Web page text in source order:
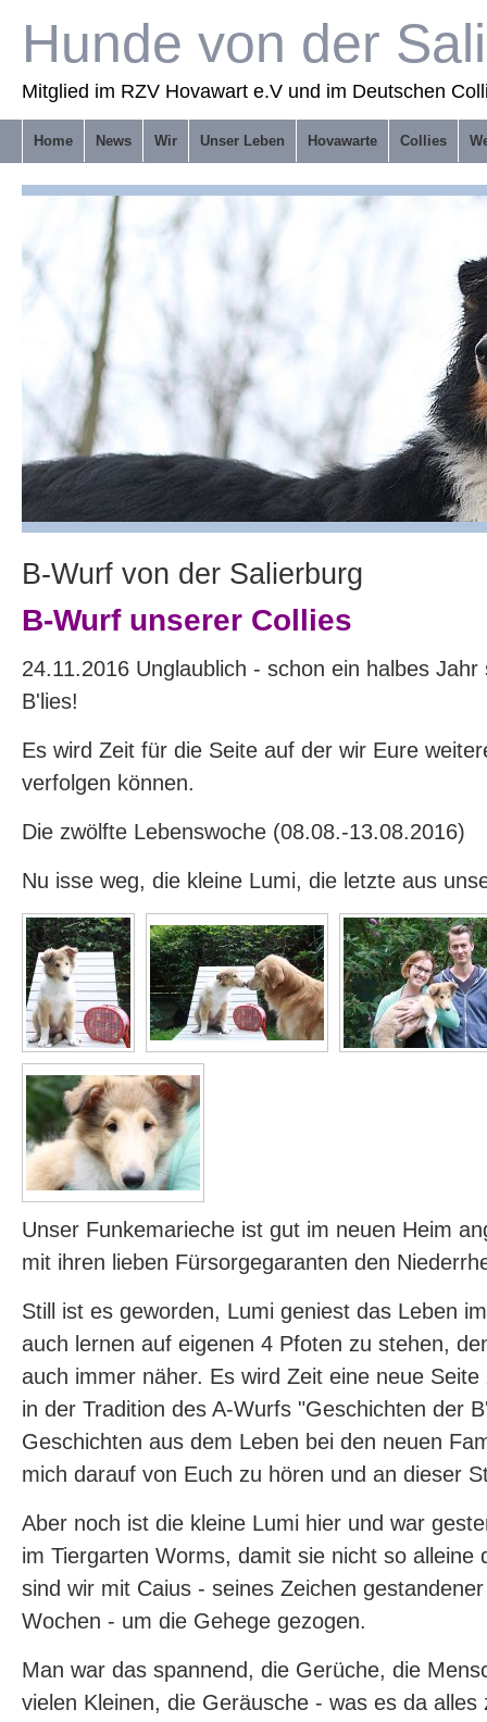
Hunde von der
Mitglied im RZV Hovawart e.V und im Deutschen
Home News Wir Unser Leben Hovawarte Collies
B-Wurf von der Salierburg
B-Wurf unserer Collies
24.11.2016 Unglaublich - schon ein halbes
B'lies!
Es wird Zeit für die Seite auf der wir Eure
verfolgen können.
Die zwölfte Lebenswoche (08.08.-13.08.2016)
Nu isse weg, die kleine Lumi, die letzte aus
Unser Funkemarieche ist gut im neuen Heim
mit ihren lieben Fürsorgegaranten den
Still ist es geworden, Lumi geniest das Leben
auch lernen auf eigenen 4 Pfoten zu stehen,
auch immer näher. Es wird Zeit eine neue
in der Tradition des A-Wurfs "Geschichten der
Geschichten aus dem Leben bei den neuen
mich darauf von Euch zu hören und an dieser
Aber noch ist die kleine Lumi hier und war
im Tiergarten Worms, damit sie nicht so alleine
sind wir mit Caius - seines Zeichen
Wochen - um die Gehege gezogen.
Man war das spannend, die Gerüche, die
vielen Kleinen, die Geräusche - was es da alles